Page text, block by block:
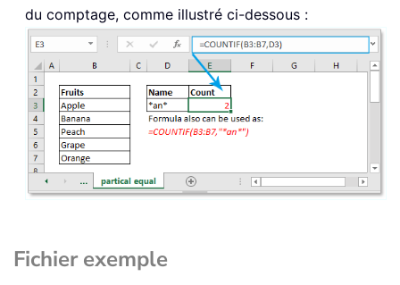
du comptage, comme illustré ci-dessous :
Fichier exemple